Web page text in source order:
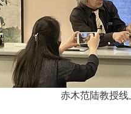
赤木范陆教授线